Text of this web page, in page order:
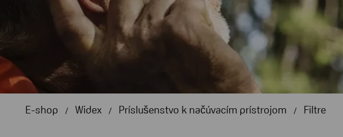
E-shop Widex Príslušenstvo k načúvacím prístrojom Filtre